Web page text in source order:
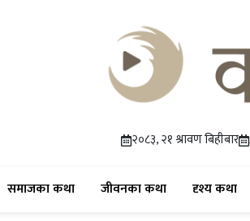
२०८३, २१ श्रावण बिहीबार
समाजका कथा(current)जीवनका कथा(current)
दृश्य कथा